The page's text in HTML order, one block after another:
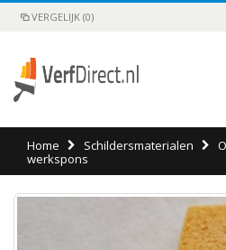
VERGELIJK (0)
Home Schildersmaterialen
werkspons